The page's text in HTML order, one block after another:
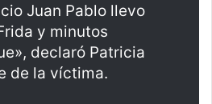
Juan Pablo llevo
y minutos
declaró Patricia
de la víctima.